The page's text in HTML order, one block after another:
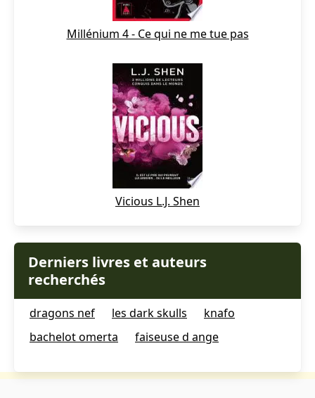
Millénium 4 - Ce qui ne me tue pas
Vicious L.J. Shen
Derniers livres et auteurs
recherchés
dragons nef les dark skulls
knafo
bachelot omerta
faiseuse d ange